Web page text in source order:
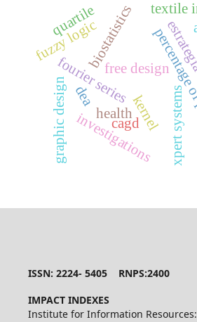
fourier series
kernel xpert systems
free design
graphic design cagd
biostatistics
investigations
health
fuzzy logic
quartile
dea
textile
ISSN: 2224- 5405 RNPS:2400
IMPACT INDEXES
Institute for Information